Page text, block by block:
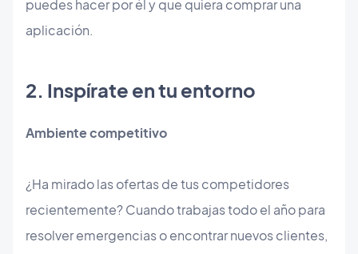
puedes hacer por él y que quiera comprar una
aplicación.
​2. Inspírate en tu entorno
Ambiente competitivo
¿Ha mirado las ofertas de tus competidores
recientemente? Cuando trabajas todo el año para
resolver emergencias o encontrar nuevos clientes,